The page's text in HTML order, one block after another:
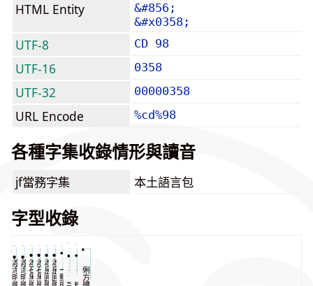
HTML Entity
&#856;
&#x0358;
UTF-8 CD 98
UTF-16 0358
UTF-32 00000358
URL Encode %cd%98
各種字集收錄情形與讀音
jf當務字集 本土語言包
字型收錄
源
流
明
源
流
明
源
石
黑
源
石
黑
源
泉
圓
源
泉
圓
一
點
俐
方